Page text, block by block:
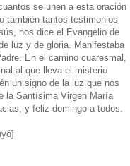
se unen a esta oración
también tantos testimonios
nos dice el Evangelio de
luz y de gloria. Manifestaba
En el camino cuaresmal,
al que lleva el misterio
un signo de la luz que nos
la Santísima Virgen María
y feliz domingo a todos.